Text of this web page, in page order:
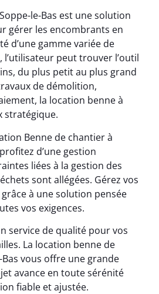
le-Bas est une solution
gérer les encombrants en
d’une gamme variée de
l’utilisateur peut trouver l’outil
du plus petit au plus grand
de démolition,
la location benne à
stratégique.
Benne de chantier à
d’une gestion
liées à la gestion des
sont allégées. Gérez vos
à une solution pensée
vos exigences.
service de qualité pour vos
La location benne de
vous offre une grande
avance en toute sérénité
fiable et ajustée.